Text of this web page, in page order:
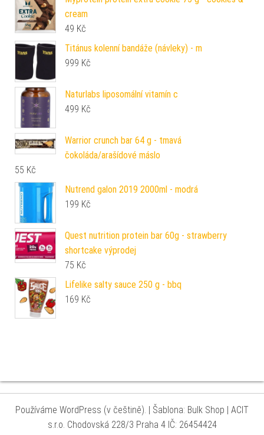
cream
49 Kč
Titánus kolenní bandáže (návleky) - m
999 Kč
Naturlabs liposomální vitamín c
499 Kč
Warrior crunch bar 64 g - tmavá
čokoláda/arašídové máslo
55 Kč
Nutrend galon 2019 2000ml - modrá
199 Kč
Quest nutrition protein bar 60g - strawberry
shortcake výprodej
75 Kč
Lifelike salty sauce 250 g - bbq
169 Kč
Používáme WordPress (v češtině). | Šablona: Bulk Shop | ACIT
s.r.o. Chodovská 228/3 Praha 4 IČ: 26454424